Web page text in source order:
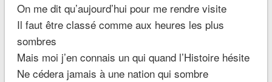
On me dit qu’aujourd’hui pour me rendre visite
Il faut être classé comme aux heures les plus
sombres
Mais moi j’en connais un qui quand l’Histoire hésite
Ne cédera jamais à une nation qui sombre